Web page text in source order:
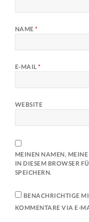
NAME*
E-MAIL*
WEBSITE
MEINEN NAMEN,
IN DIESEM BROWSER
SPEICHERN.
BENACHRICHTIGE
KOMMENTARE VIA E-